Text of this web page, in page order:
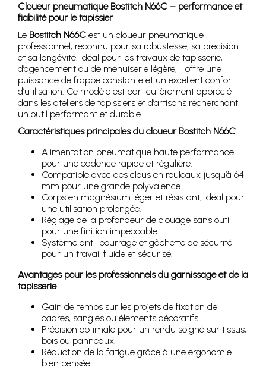
Cloueur pneumatique Bostitch N66C – performance et
fiabilité pour le tapissier
Le Bostitch N66C est un cloueur pneumatique
professionnel, reconnu pour sa robustesse, sa précision
et sa longévité. Idéal pour les travaux de tapisserie,
d’agencement ou de menuiserie légère, il offre une
puissance de frappe constante et un excellent confort
d’utilisation. Ce modèle est particulièrement apprécié
dans les ateliers de tapissiers et d’artisans recherchant
un outil performant et durable.
Caractéristiques principales du cloueur Bostitch N66C
Alimentation pneumatique haute performance
pour une cadence rapide et régulière.
Compatible avec des clous en rouleaux jusqu’à 64
mm pour une grande polyvalence.
Corps en magnésium léger et résistant, idéal pour
une utilisation prolongée.
Réglage de la profondeur de clouage sans outil
pour une finition impeccable.
Système anti-bourrage et gâchette de sécurité
pour un travail fluide et sécurisé.
Avantages pour les professionnels du garnissage et de la
tapisserie
Gain de temps sur les projets de fixation de
cadres, sangles ou éléments décoratifs.
Précision optimale pour un rendu soigné sur tissus,
bois ou panneaux.
Réduction de la fatigue grâce à une ergonomie
bien pensée.